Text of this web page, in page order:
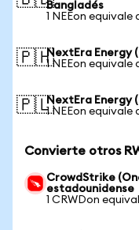
Bangladés
1 NEEon equivale
🇵🇭NextEra Energy
1 NEEon equivale
🇵🇱NextEra Energy
1 NEEon equivale
Convierte otros
CrowdStrike
estadounidense
1 CRWDon